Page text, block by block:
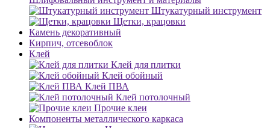
Штукатурный инструмент
Щетки, крацовки
Камень декоративный
Кирпич, отсевоблок
Клей
Клей для плитки
Клей обойный
Клей ПВА
Клей потолочный
Прочие клеи
Компоненты металлического каркаса